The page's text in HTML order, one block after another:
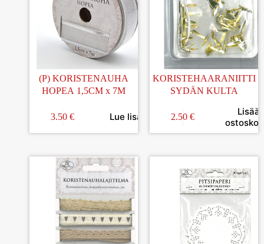
(P) KORISTENAUHA
HOPEA 1,5CM x 7M
3.50 € Lue lisää
KORISTEHAARANIITTI
SYDÄN KULTA
2.50 €
Lisää